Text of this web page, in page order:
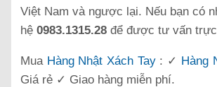
Việt Nam và ngược lại. Nếu bạn có
hệ 0983.1315.28 để được tư vấn
Mua Hàng Nhật Xách Tay: ✓ Hàng
Giá rẻ ✓ Giao hàng miễn phí.